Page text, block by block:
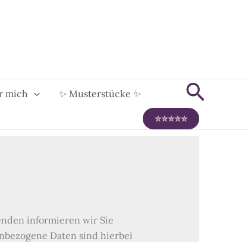
mich ✨ Musterstücke ✨
⭐️⭐️⭐️⭐️⭐️
informieren wir Sie
Daten sind hierbei